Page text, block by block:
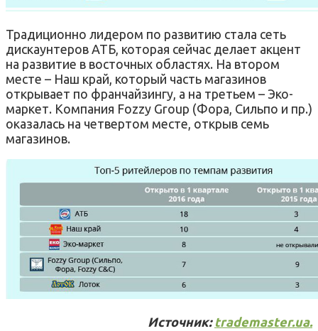
Традиционно лидером по развитию стала сеть
дискаунтеров АТБ, которая сейчас делает акцент
на развитие в восточных областях. На втором
месте – Наш край, который часть магазинов
открывает по франчайзингу, а на третьем – Эко-
маркет. Компания Fozzy Group (Фора, Сильпо и пр.)
оказалась на четвертом месте, открыв семь
магазинов.
Источник: trademaster.ua.